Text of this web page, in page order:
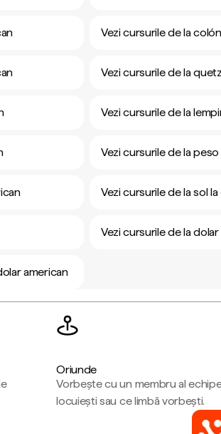
Vezi cursurile de la
Vezi cursurile de la
Vezi cursurile de la
Vezi cursurile de la
Vezi cursurile de la sol
Vezi cursurile de la
american
Oriunde
Vorbește cu un membru al
locuiești sau ce limbă vorbești.